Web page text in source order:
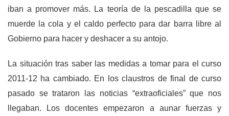
iban a promover más. La teoría de la pescadilla que se
muerde la cola y el caldo perfecto para dar barra libre al
Gobierno para hacer y deshacer a su antojo.
La situación tras saber las medidas a tomar para el curso
2011-12 ha cambiado. En los claustros de final de curso
pasado se trataron las noticias “extraoficiales” que nos
llegaban. Los docentes empezaron a aunar fuerzas y